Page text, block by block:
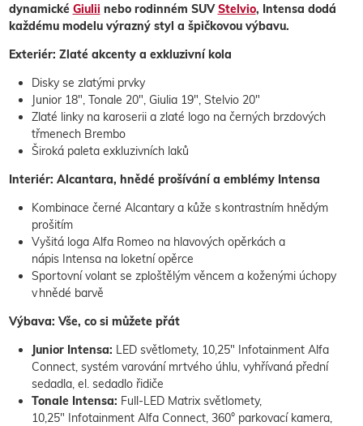
dynamické Giulii nebo rodinném SUVStelvio, Intensa dodá
každému modelu výrazný styl a špičkovou výbavu.
Exteriér: Zlaté akcenty a exkluzivní kola
Disky se zlatými prvky
Junior 18″, Tonale 20″, Giulia 19″, Stelvio 20″
Zlaté linky na karoserii a zlaté logo na černých brzdových
třmenech Brembo
Široká paleta exkluzivních laků
Interiér: Alcantara, hnědé prošívání a emblémy Intensa
Kombinace černé Alcantary a kůže s kontrastním hnědým
prošitím
Vyšitá loga Alfa Romeo na hlavových opěrkách a
nápis Intensa na loketní opěrce
Sportovní volant se zploštělým věncem a koženými úchopy
v hnědé barvě
Výbava: Vše, co si můžete přát
Junior Intensa: LED světlomety, 10,25" Infotainment Alfa
Connect, systém varování mrtvého úhlu, vyhřívaná přední
sedadla, el. sedadlo řidiče
Tonale Intensa: Full-LED Matrix světlomety,
10,25" Infotainment Alfa Connect, 360° parkovací kamera,